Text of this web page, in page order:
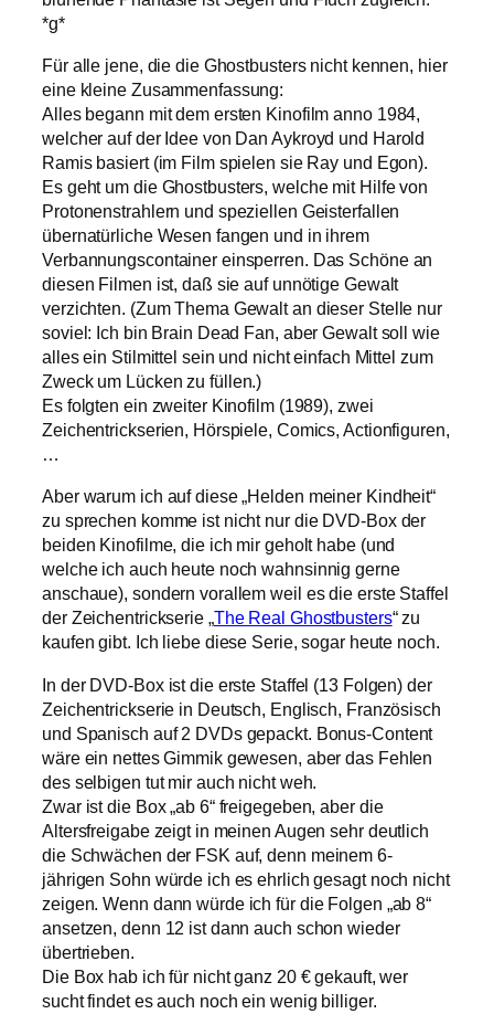
*g*
Für alle jene, die die Ghostbusters nicht kennen, hier
eine kleine Zusammenfassung:
Alles begann mit dem ersten Kinofilm anno 1984,
welcher auf der Idee von Dan Aykroyd und Harold
Ramis basiert (im Film spielen sie Ray und Egon).
Es geht um die Ghostbusters, welche mit Hilfe von
Protonenstrahlern und speziellen Geisterfallen
übernatürliche Wesen fangen und in ihrem
Verbannungscontainer einsperren. Das Schöne an
diesen Filmen ist, daß sie auf unnötige Gewalt
verzichten. (Zum Thema Gewalt an dieser Stelle nur
soviel: Ich bin Brain Dead Fan, aber Gewalt soll wie
alles ein Stilmittel sein und nicht einfach Mittel zum
Zweck um Lücken zu füllen.)
Es folgten ein zweiter Kinofilm (1989), zwei
Zeichentrickserien, Hörspiele, Comics, Actionfiguren,
…
Aber warum ich auf diese „Helden meiner Kindheit“
zu sprechen komme ist nicht nur die DVD-Box der
beiden Kinofilme, die ich mir geholt habe (und
welche ich auch heute noch wahnsinnig gerne
anschaue), sondern vorallem weil es die erste Staffel
der Zeichentrickserie „The Real Ghostbusters“ zu
kaufen gibt. Ich liebe diese Serie, sogar heute noch.
In der DVD-Box ist die erste Staffel (13 Folgen) der
Zeichentrickserie in Deutsch, Englisch, Französisch
und Spanisch auf 2 DVDs gepackt. Bonus-Content
wäre ein nettes Gimmik gewesen, aber das Fehlen
des selbigen tut mir auch nicht weh.
Zwar ist die Box „ab 6“ freigegeben, aber die
Altersfreigabe zeigt in meinen Augen sehr deutlich
die Schwächen der FSK auf, denn meinem 6-
jährigen Sohn würde ich es ehrlich gesagt noch nicht
zeigen. Wenn dann würde ich für die Folgen „ab 8“
ansetzen, denn 12 ist dann auch schon wieder
übertrieben.
Die Box hab ich für nicht ganz 20 € gekauft, wer
sucht findet es auch noch ein wenig billiger.